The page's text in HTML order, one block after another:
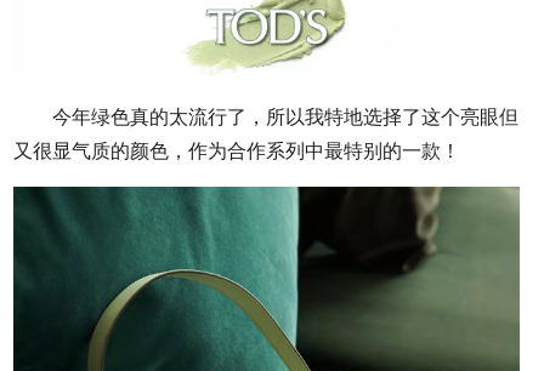
今年绿色真的太流行了，所以我特地选择了这个亮眼但
又很显气质的颜色，作为合作系列中最特别的一款！